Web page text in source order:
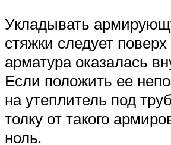
Укладывать
стяжки следует
арматура оказалась
Если положить ее
на утеплитель под
толку от такого
ноль.